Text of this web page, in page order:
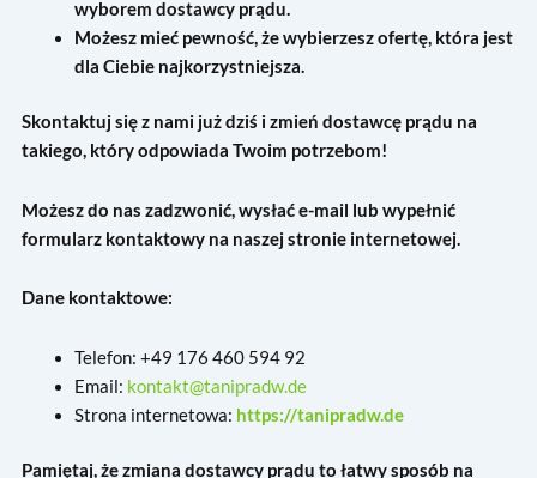
wyborem dostawcy prądu.
Możesz mieć pewność, że wybierzesz ofertę, która jest
dla Ciebie najkorzystniejsza.
Skontaktuj się z nami już dziś i zmień dostawcę prądu na
takiego, który odpowiada Twoim potrzebom!
Możesz do nas zadzwonić, wysłać e-mail lub wypełnić
formularz kontaktowy na naszej stronie internetowej.
Dane kontaktowe:
Telefon: +49 176 460 594 92
Email: kontakt@tanipradw.de
Strona internetowa: https://tanipradw.de
Pamiętaj, że zmiana dostawcy prądu to łatwy sposób na